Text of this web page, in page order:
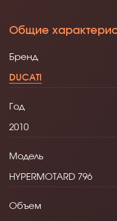
Общие
Бренд
DUCATI
Год
2010
Модель
HYPERMOTARD 796
Объем